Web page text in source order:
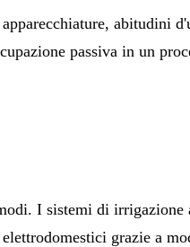
abitudini
passiva in un
I sistemi di irrigazione
grazie a